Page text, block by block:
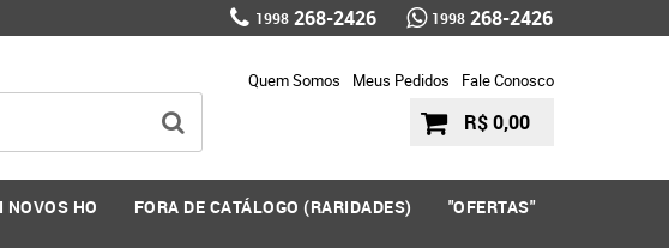
1998 268-2426 1998 268-2426
Quem Somos Meus Pedidos Fale Conosco
R$ 0,00
NOVOS HO FORA DE CATÁLOGO (RARIDADES) "OFERTAS"